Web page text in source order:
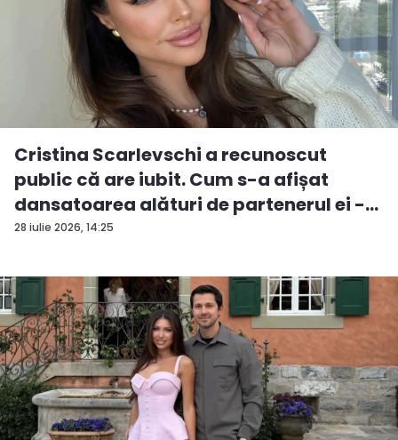
28 iulie 2026, 14:25
Cristina Scarlevschi a recunoscut
public că are iubit. Cum s-a afișat
dansatoarea alături de partenerul ei -
V...